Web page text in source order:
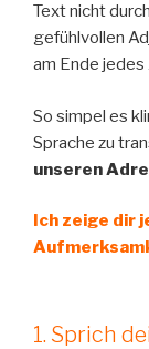
Text nicht
gefühlvollen
am Ende
So simpel es
Sprache zu
unseren
Ich zeige dir
1. Sprich